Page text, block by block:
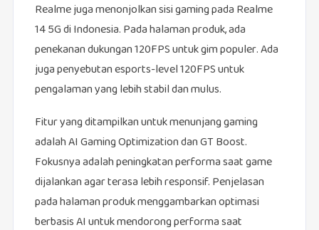
Realme juga menonjolkan sisi gaming pada Realme
14 5G di Indonesia. Pada halaman produk, ada
penekanan dukungan 120FPS untuk gim populer. Ada
juga penyebutan esports-level 120FPS untuk
pengalaman yang lebih stabil dan mulus.
Fitur yang ditampilkan untuk menunjang gaming
adalah AI Gaming Optimization dan GT Boost.
Fokusnya adalah peningkatan performa saat game
dijalankan agar terasa lebih responsif. Penjelasan
pada halaman produk menggambarkan optimasi
berbasis AI untuk mendorong performa saat